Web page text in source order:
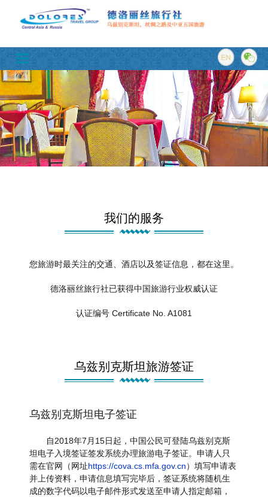
我们的服务
您旅游时最关注的交通、酒店以及签证信息，都在这里。
德洛丽丝旅行社已获得中国旅游行业权威认证
认证编号 Certificate No. A1081
乌兹别克斯坦旅游签证
乌兹别克斯坦电子签证
自2018年7月15日起，中国公民可登陆乌兹别克斯
坦电子入境签证签发系统办理旅游电子签证。申请人只
需在官网（网址https://cova.cs.mfa.gov.cn）填写申请表
并上传资料，申请信息填写完毕后，签证系统将随机生
成的数字代码以电子邮件形式发送至申请人指定邮箱，